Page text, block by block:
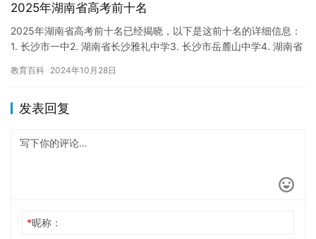
2025年湖南省高考前十名
2025年湖南省高考前十名已经揭晓，以下是这前十名的详细信息：
1. 长沙市一中2. 湖南省长沙雅礼中学3. 长沙市岳麓山中学4. 湖南省
教育百科 2024年10月28日
发表回复
*昵称：